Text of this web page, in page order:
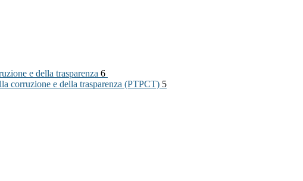
e della trasparenza 6
corruzione e della trasparenza (PTPCT) 5